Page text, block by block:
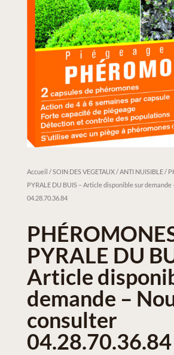
Accueil /SOIN DES VEGETAUX / ANTI NUISIBLE/
PYRALE DU BUIS – Article disponible sur
04.28.70.36.84
PYRALE DU
Article
demande –
consulter
04.28.70.36.84